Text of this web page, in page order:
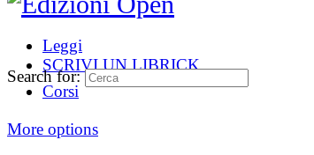
Leggi
SCRIVI UN LIBRICK
Corsi
More options
Search for: